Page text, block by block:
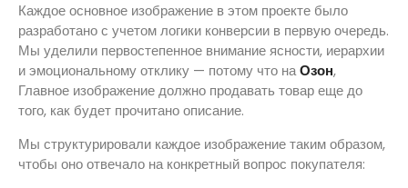
Каждое основное изображение в этом проекте было
разработано с учетом логики конверсии в первую очередь.
Мы уделили первостепенное внимание ясности, иерархии
и эмоциональному отклику — потому что наОзон,
Главное изображение должно продавать товар еще до
того, как будет прочитано описание.
Мы структурировали каждое изображение таким образом,
чтобы оно отвечало на конкретный вопрос покупателя: